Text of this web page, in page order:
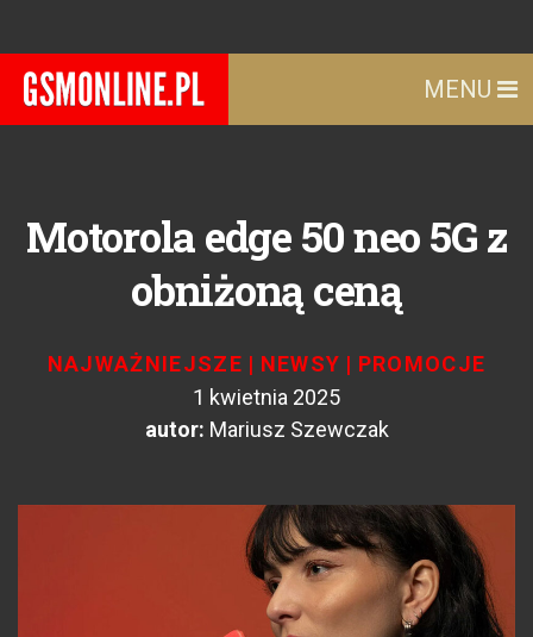
MENU
Motorola edge 50 neo 5G z
obniżoną ceną
NAJWAŻNIEJSZE | NEWSY | PROMOCJE
1 kwietnia 2025
autor: Mariusz Szewczak